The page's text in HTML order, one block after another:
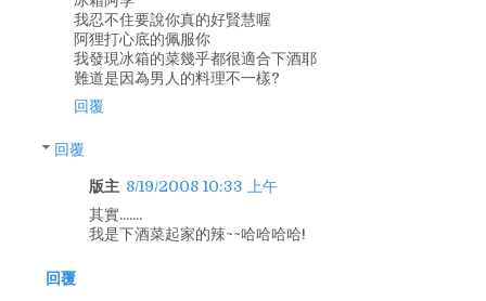
我忍不住要說你真的好賢慧喔
阿狸打心底的佩服你
我發現冰箱的菜幾乎都很適合下酒耶
難道是因為男人的料理不一樣?
回覆
回覆
版主 8/19/2008 10:33 上午
其實.......
我是下酒菜起家的辣~~哈哈哈哈!
回覆